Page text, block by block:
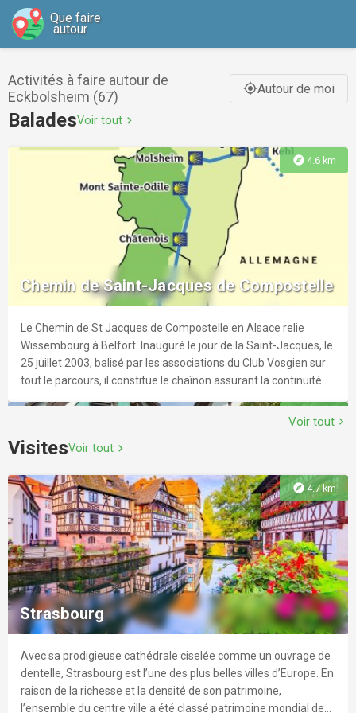
Que faire
autour
Activités à faire autour de
Eckbolsheim (67)
gps_fixedAutour de moi
BaladesVoir tout chevron_right
explore 4.6 km
Chemin de Saint-Jacques de Compostelle
Le Chemin de St Jacques de Compostelle en Alsace relie
Wissembourg à Belfort. Inauguré le jour de la Saint-Jacques, le
25 juillet 2003, balisé par les associations du Club Vosgien sur
tout le parcours, il constitue le chaînon assurant la continuité
Comté. Le chemin se poursuit jusqu'à Belfort via Bellemagny
www.saint-jacques-alsace.org/ Club Vosgien www.club-
explore
Parcours des fermes à Griesheim-sur-
Souffel
Découvrez Griesheim-sur-Souffel en famille et en vous
amusant ! Cette balade vous emmènera à travers les rues du
village, sur un parcours de découverte ponctué d'énigmes.
Récupérez votre livret papier à la Mairie de Griesheim-sur-
Souffel ou en téléchargez le directement sur cette page !
explore6.5 km
event Plus que 6 jours
Voir tout chevron_right
VisitesVoir tout chevron_right
explore 4.7 km
Strasbourg
Avec sa prodigieuse cathédrale ciselée comme un ouvrage de
dentelle, Strasbourg est l’une des plus belles villes d’Europe. En
raison de la richesse et la densité de son patrimoine,
l’ensemble du centre ville a été classé patrimoine mondial de